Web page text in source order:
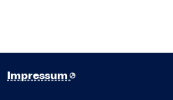
Impressum